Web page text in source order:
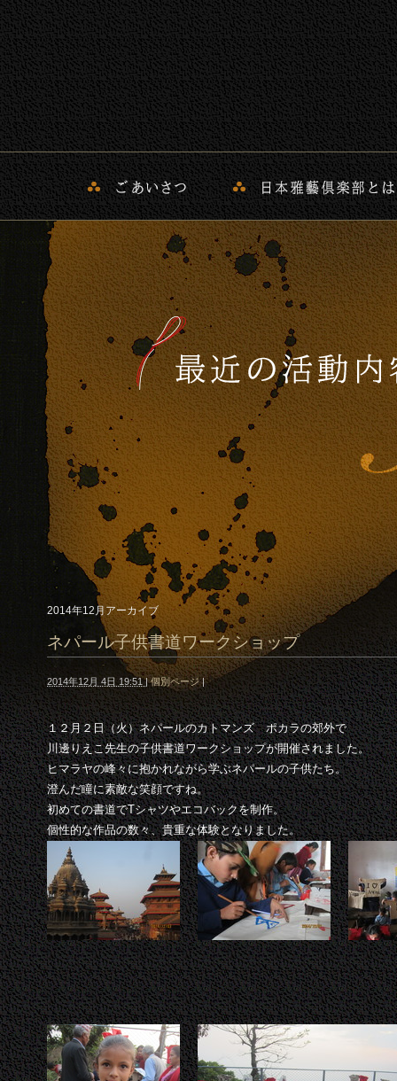
2014年12月アーカイブ
ネパール子供書道ワークショップ
2014年12月 4日 19:51| 個別ページ |
１２月２日（火）ネパールのカトマンズ ポカラの郊外で
川邊りえこ先生の子供書道ワークショップが開催されました。
ヒマラヤの峰々に抱かれながら学ぶネパールの子供たち。
澄んだ瞳に素敵な笑顔ですね。
初めての書道でTシャツやエコバックを制作。
個性的な作品の数々、貴重な体験となりました。